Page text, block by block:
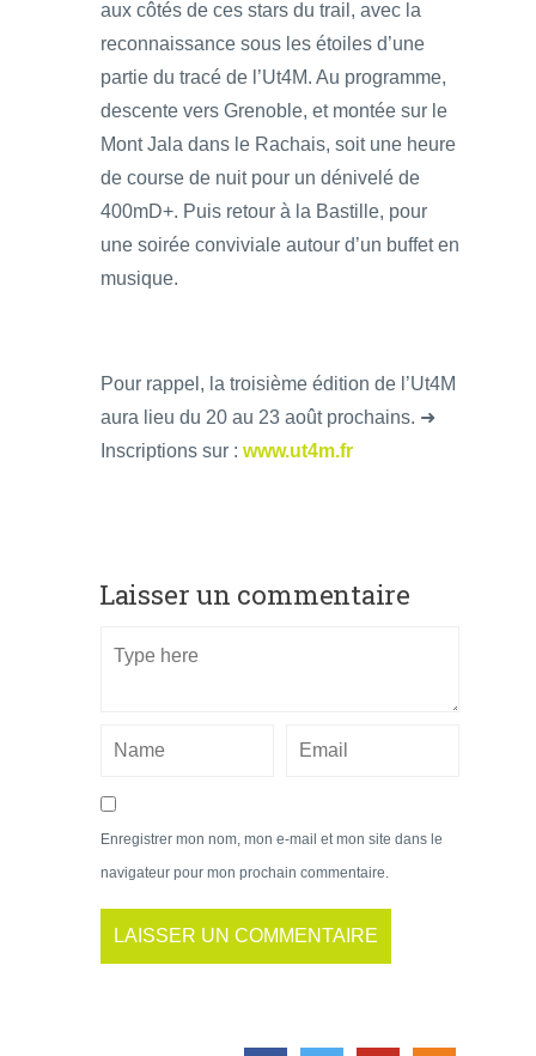
aux côtés de ces stars du trail, avec la
reconnaissance sous les étoiles d’une
partie du tracé de l’Ut4M. Au programme,
descente vers Grenoble, et montée sur le
Mont Jala dans le Rachais, soit une heure
de course de nuit pour un dénivelé de
400mD+. Puis retour à la Bastille, pour
une soirée conviviale autour d’un buffet en
musique.
Pour rappel, la troisième édition de l’Ut4M
aura lieu du 20 au 23 août prochains. ➜
Inscriptions sur : www.ut4m.fr
Laisser un commentaire
Enregistrer mon nom, mon e-mail et mon site dans le
navigateur pour mon prochain commentaire.